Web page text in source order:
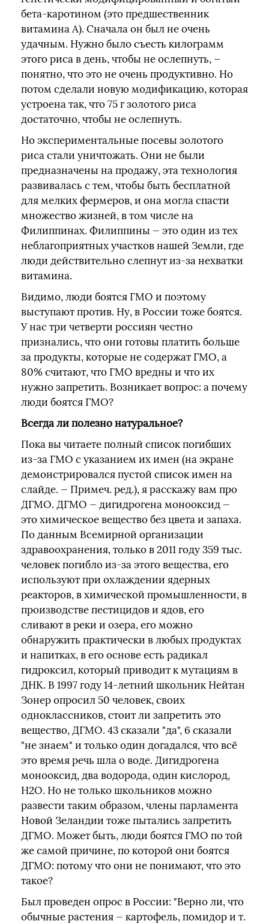
бета-каротином (это предшественник
витамина А). Сначала он был не очень
удачным. Нужно было съесть килограмм
этого риса в день, чтобы не ослепнуть, —
понятно, что это не очень продуктивно. Но
потом сделали новую модификацию, которая
устроена так, что 75 г золотого риса
достаточно, чтобы не ослепнуть.
Но экспериментальные посевы золотого
риса стали уничтожать. Они не были
предназначены на продажу, эта технология
развивалась с тем, чтобы быть бесплатной
для мелких фермеров, и она могла спасти
множество жизней, в том числе на
Филиппинах. Филиппины — это один из тех
неблагоприятных участков нашей Земли, где
люди действительно слепнут из-за нехватки
витамина.
Видимо, люди боятся ГМО и поэтому
выступают против. Ну, в России тоже боятся.
У нас три четверти россиян честно
признались, что они готовы платить больше
за продукты, которые не содержат ГМО, а
80% считают, что ГМО вредны и что их
нужно запретить. Возникает вопрос: а почему
люди боятся ГМО?
Всегда ли полезно натуральное?
Пока вы читаете полный список погибших
из-за ГМО с указанием их имен (на экране
демонстрировался пустой список имен на
слайде. — Примеч. ред.), я расскажу вам про
ДГМО. ДГМО — дигидрогена монооксид —
это химическое вещество без цвета и запаха.
По данным Всемирной организации
здравоохранения, только в 2011 году 359 тыс.
человек погибло из-за этого вещества, его
используют при охлаждении ядерных
реакторов, в химической промышленности, в
производстве пестицидов и ядов, его
сливают в реки и озера, его можно
обнаружить практически в любых продуктах
и напитках, в его основе есть радикал
гидроксил, который приводит к мутациям в
ДНК. В 1997 году 14-летний школьник Нейтан
Зонер опросил 50 человек, своих
одноклассников, стоит ли запретить это
вещество, ДГМО. 43 сказали "да", 6 сказали
"не знаем" и только один догадался, что всё
это время речь шла о воде. Дигидрогена
монооксид, два водорода, один кислород,
Н2О. Но не только школьников можно
развести таким образом, члены парламента
Новой Зеландии тоже пытались запретить
ДГМО. Может быть, люди боятся ГМО по той
же самой причине, по которой они боятся
ДГМО: потому что они не понимают, что это
такое?
Был проведен опрос в России: "Верно ли, что
обычные растения — картофель, помидор и т.